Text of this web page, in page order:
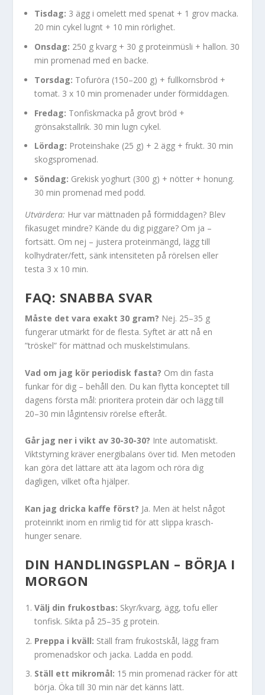
Tisdag: 3 ägg i omelett med spenat + 1 grov macka.
20 min cykel lugnt + 10 min rörlighet.
Onsdag: 250 g kvarg + 30 g proteinmüsli + hallon. 30
min promenad med en backe.
Torsdag: Tofuröra (150–200 g) + fullkornsbröd +
tomat. 3 x 10 min promenader under förmiddagen.
Fredag: Tonfiskmacka på grovt bröd +
grönsakstallrik. 30 min lugn cykel.
Lördag: Proteinshake (25 g) + 2 ägg + frukt. 30 min
skogspromenad.
Söndag: Grekisk yoghurt (300 g) + nötter + honung.
30 min promenad med podd.
Utvärdera: Hur var mättnaden på förmiddagen? Blev
fikasuget mindre? Kände du dig piggare? Om ja –
fortsätt. Om nej – justera proteinmängd, lägg till
kolhydrater/fett, sänk intensiteten på rörelsen eller
testa 3 x 10 min.
FAQ: SNABBA SVAR
Måste det vara exakt 30 gram? Nej. 25–35 g
fungerar utmärkt för de flesta. Syftet är att nå en
”tröskel” för mättnad och muskelstimulans.
Vad om jag kör periodisk fasta? Om din fasta
funkar för dig – behåll den. Du kan flytta konceptet till
dagens första mål: prioritera protein där och lägg till
20–30 min lågintensiv rörelse efteråt.
Går jag ner i vikt av 30-30-30? Inte automatiskt.
Viktstyrning kräver energibalans över tid. Men metoden
kan göra det lättare att äta lagom och röra dig
dagligen, vilket ofta hjälper.
Kan jag dricka kaffe först? Ja. Men ät helst något
proteinrikt inom en rimlig tid för att slippa krasch-
hunger senare.
DIN HANDLINGSPLAN – BÖRJA I
MORGON
Välj din frukostbas: Skyr/kvarg, ägg, tofu eller
tonfisk. Sikta på 25–35 g protein.
Preppa i kväll: Ställ fram frukostskål, lägg fram
promenadskor och jacka. Ladda en podd.
Ställ ett mikromål: 15 min promenad räcker för att
börja. Öka till 30 min när det känns lätt.